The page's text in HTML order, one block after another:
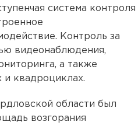
система контроля
Контроль за
видеонаблюдения,
а также
и квадроциклах.
области был
возгорания